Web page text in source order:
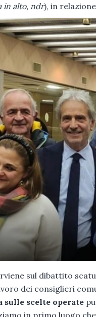
in alto, ndr), in
sul dibattito
dei consiglieri
sulle scelte operate